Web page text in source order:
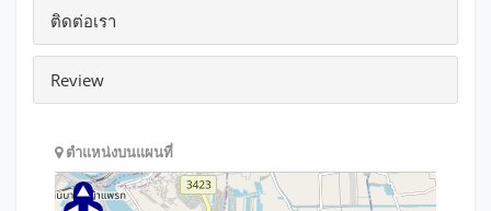
ติดต่อเรา
Review
ตำแหน่งบนแผนที่